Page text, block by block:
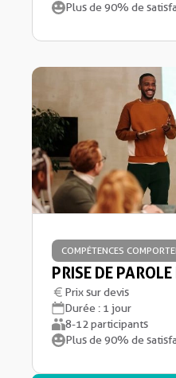
Plus de 90% de
COMPÉTENCES
PRISE DE
Prix sur devis
Durée : 1 jour
8-12 participants
Plus de 90% de